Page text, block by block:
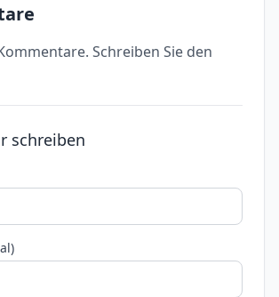
Schreiben Sie den
schreiben